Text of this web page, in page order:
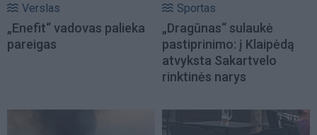
Verslas
„Enefit“ vadovas palieka
pareigas
Sportas
„Dragūnas“ sulaukė
pastiprinimo: į Klaipėdą
atvyksta Sakartvelo
rinktinės narys